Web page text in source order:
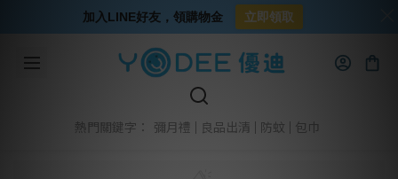
熱門關鍵字： 彌月禮 良品出清 防蚊 包巾
加入LINE好友，領購物金 立即領取